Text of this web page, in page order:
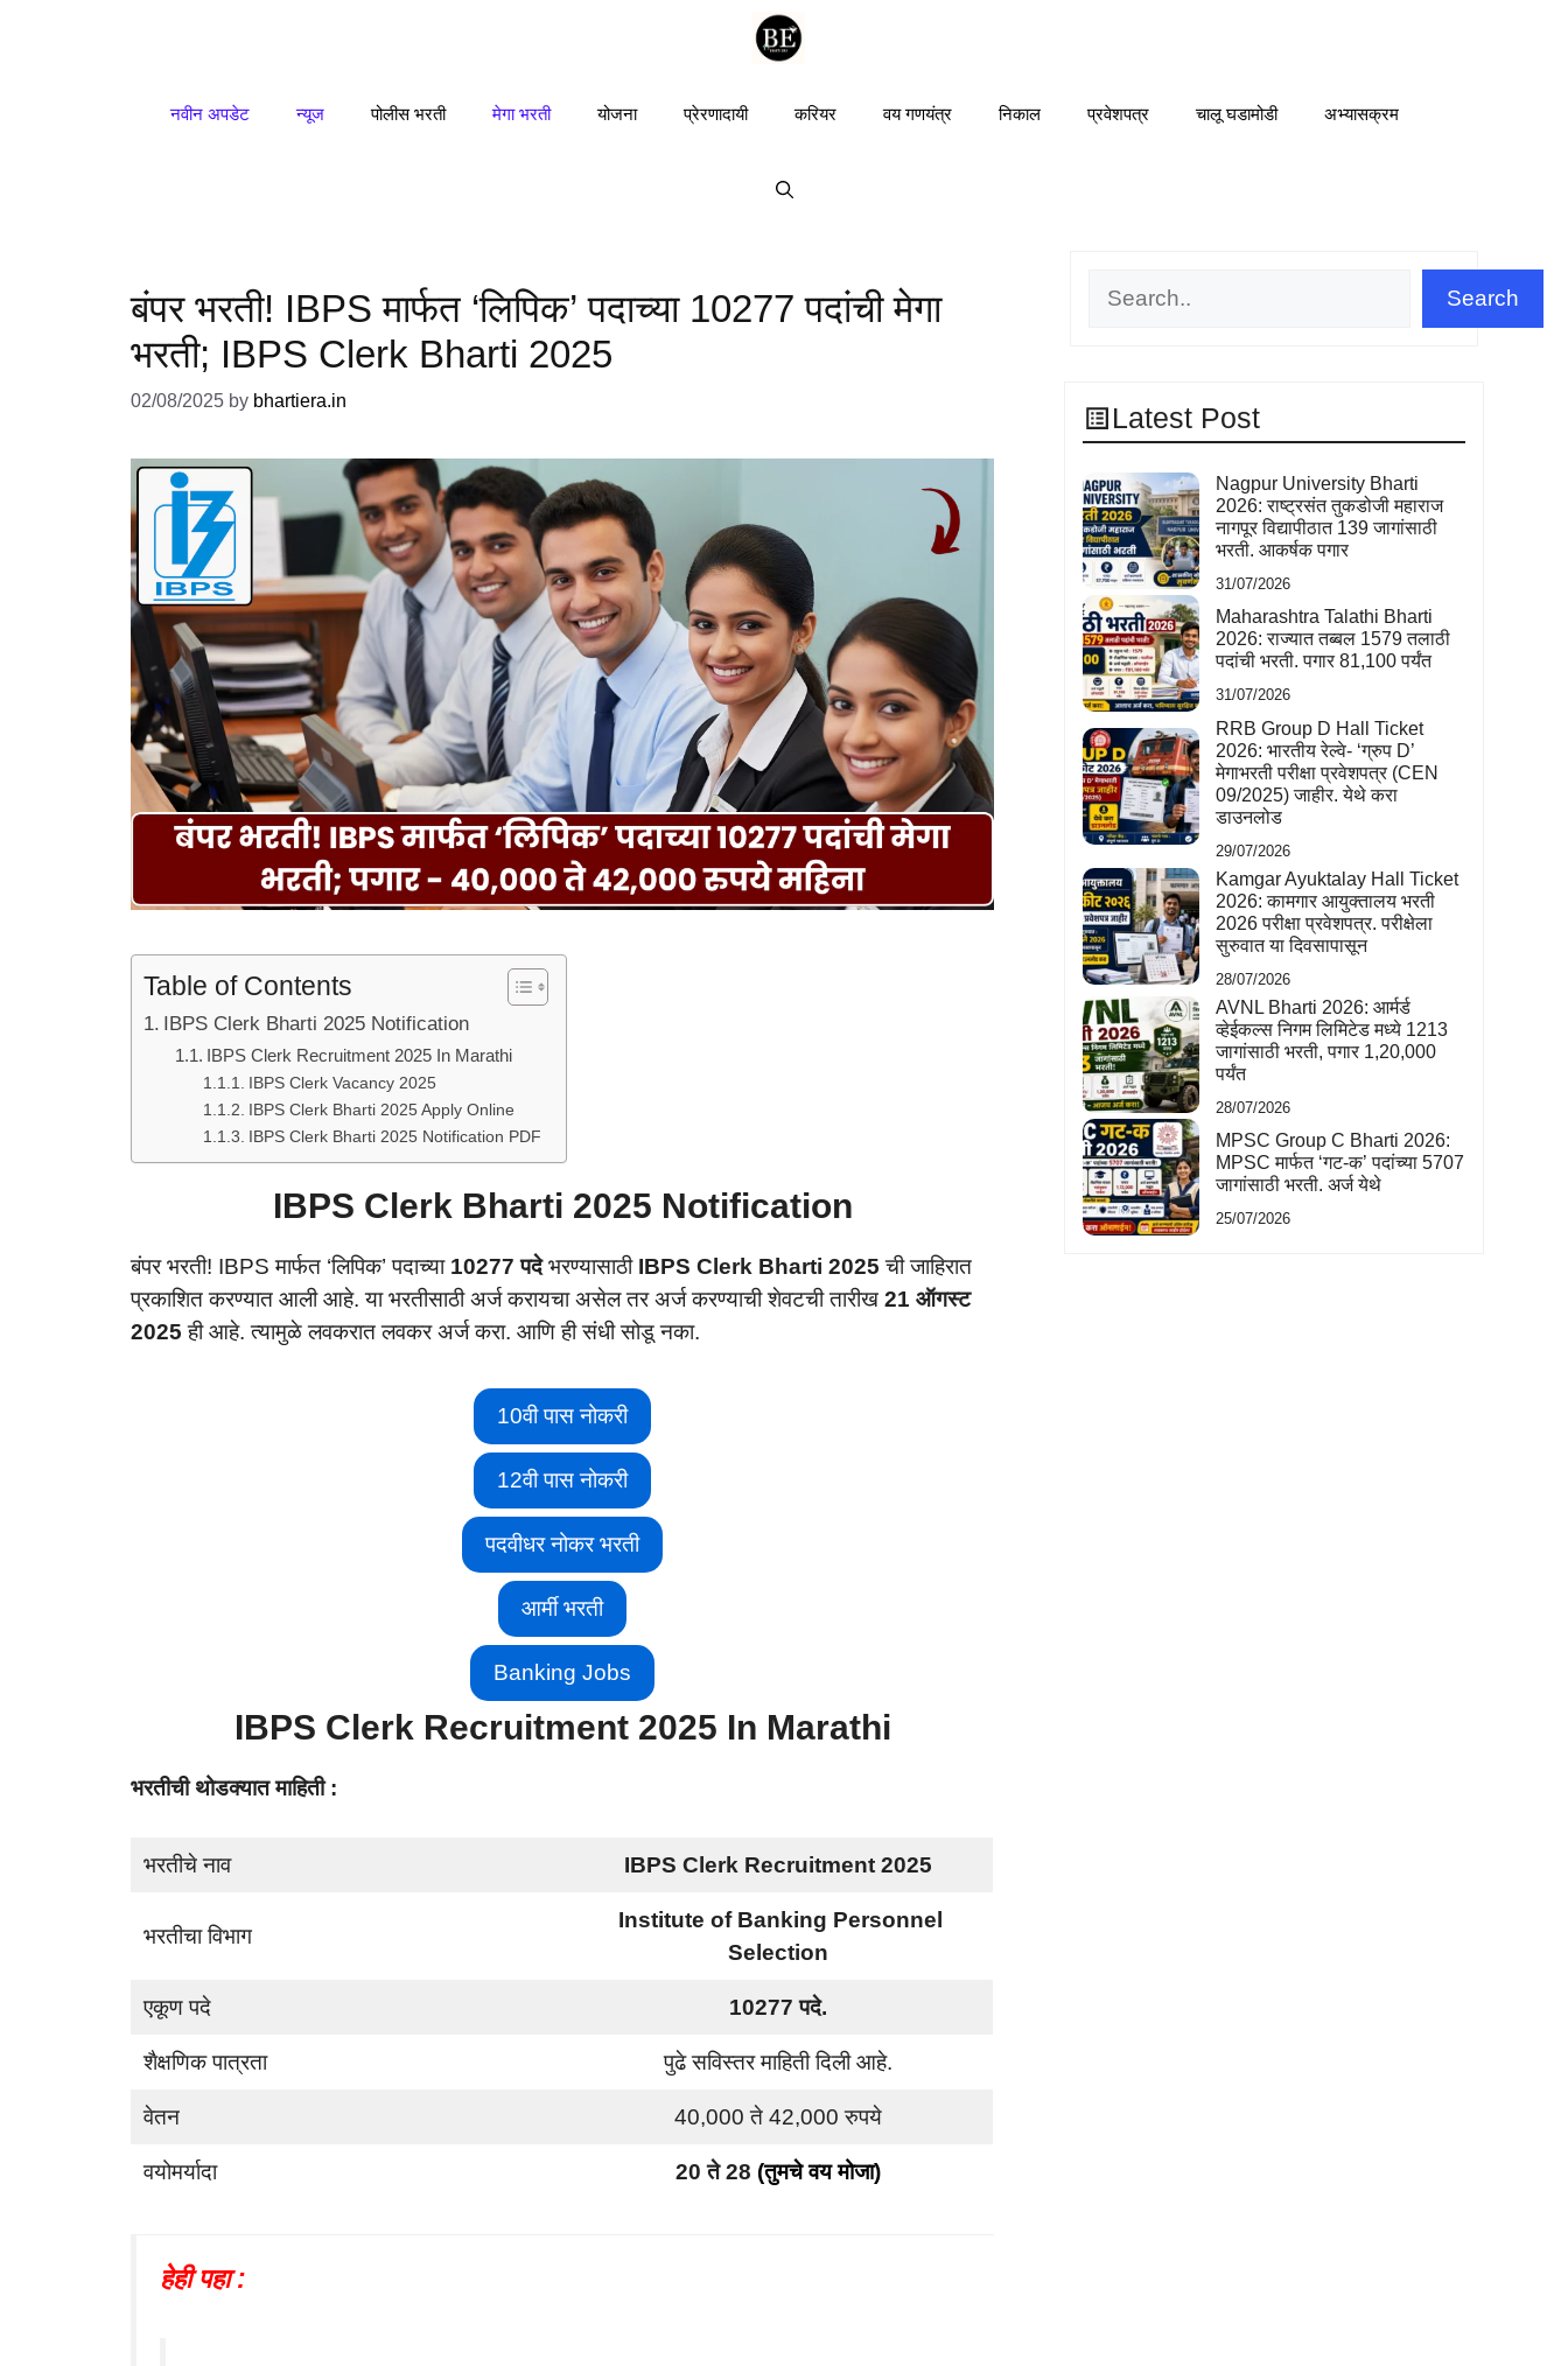
नवीन अपडेट न्यूज पोलीस भरती मेगा भरती योजना प्रेरणादायी करियर वय गणयंत्र निकाल प्रवेशपत्र चालू घडामोडी अभ्यासक्रम
बंपर भरती! IBPS मार्फत ‘लिपिक’ पदाच्या 10277 पदांची मेगा
भरती; IBPS Clerk Bharti 2025
02/08/2025 by bhartiera.in
Table of Contents
IBPS Clerk Bharti 2025 Notification
IBPS Clerk Recruitment 2025 In Marathi
IBPS Clerk Vacancy 2025
IBPS Clerk Bharti 2025 Apply Online
IBPS Clerk Bharti 2025 Notification PDF
IBPS Clerk Bharti 2025 Notification
बंपर भरती! IBPS मार्फत ‘लिपिक’ पदाच्या10277 पदेभरण्यासाठी IBPS Clerk Bharti 2025ची जाहिरात
प्रकाशित करण्यात आली आहे. या भरतीसाठी अर्ज करायचा असेल तर अर्ज करण्याची शेवटची तारीख 21 ऑगस्ट
2025 ही आहे. त्यामुळे लवकरात लवकर अर्ज करा. आणि ही संधी सोडू नका.
10वी पास नोकरी
12वी पास नोकरी
पदवीधर नोकर भरती
आर्मी भरती
Banking Jobs
IBPS Clerk Recruitment 2025 In Marathi
भरतीची थोडक्यात माहिती :
भरतीचे नाव IBPS Clerk Recruitment 2025
भरतीचा विभाग
Institute of Banking Personnel
Selection
एकूण पदे 10277 पदे.
शैक्षणिक पात्रता पुढे सविस्तर माहिती दिली आहे.
वेतन 40,000 ते 42,000 रुपये
वयोमर्यादा 20 ते 28 (तुमचे वय मोजा)
हेही पहा :
Search
Latest Post
Nagpur University Bharti
2026: राष्ट्रसंत तुकडोजी महाराज
नागपूर विद्यापीठात 139 जागांसाठी
भरती. आकर्षक पगार
31/07/2026
Maharashtra Talathi Bharti
2026: राज्यात तब्बल 1579 तलाठी
पदांची भरती. पगार 81,100 पर्यंत
31/07/2026
RRB Group D Hall Ticket
2026: भारतीय रेल्वे- ‘ग्रुप D’
मेगाभरती परीक्षा प्रवेशपत्र (CEN
09/2025) जाहीर. येथे करा
डाउनलोड
29/07/2026
Kamgar Ayuktalay Hall Ticket
2026: कामगार आयुक्तालय भरती
2026 परीक्षा प्रवेशपत्र. परीक्षेला
सुरुवात या दिवसापासून
28/07/2026
AVNL Bharti 2026: आर्मर्ड
व्हेईकल्स निगम लिमिटेड मध्ये 1213
जागांसाठी भरती, पगार 1,20,000
पर्यंत
28/07/2026
MPSC Group C Bharti 2026:
MPSC मार्फत ‘गट-क’ पदांच्या 5707
जागांसाठी भरती. अर्ज येथे
25/07/2026